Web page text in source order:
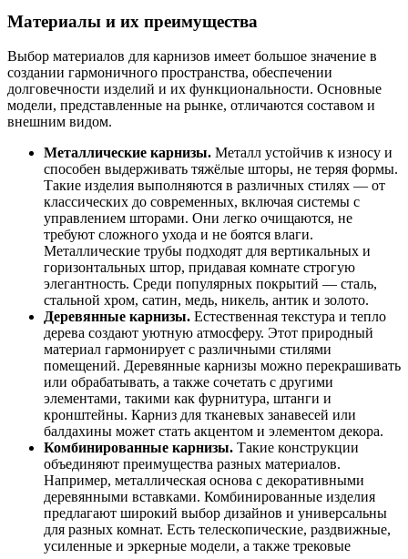
Материалы и их преимущества
Выбор материалов для карнизов имеет большое значение в
создании гармоничного пространства, обеспечении
долговечности изделий и их функциональности. Основные
модели, представленные на рынке, отличаются составом и
внешним видом.
Металлические карнизы. Металл устойчив к износу и
способен выдерживать тяжёлые шторы, не теряя формы.
Такие изделия выполняются в различных стилях — от
классических до современных, включая системы с
управлением шторами. Они легко очищаются, не
требуют сложного ухода и не боятся влаги.
Металлические трубы подходят для вертикальных и
горизонтальных штор, придавая комнате строгую
элегантность. Среди популярных покрытий — сталь,
стальной хром, сатин, медь, никель, антик и золото.
Деревянные карнизы. Естественная текстура и тепло
дерева создают уютную атмосферу. Этот природный
материал гармонирует с различными стилями
помещений. Деревянные карнизы можно перекрашивать
или обрабатывать, а также сочетать с другими
элементами, такими как фурнитура, штанги и
кронштейны. Карниз для тканевых занавесей или
балдахины может стать акцентом и элементом декора.
Комбинированные карнизы. Такие конструкции
объединяют преимущества разных материалов.
Например, металлическая основа с декоративными
деревянными вставками. Комбинированные изделия
предлагают широкий выбор дизайнов и универсальны
для разных комнат. Есть телескопические, раздвижные,
усиленные и эркерные модели, а также трековые